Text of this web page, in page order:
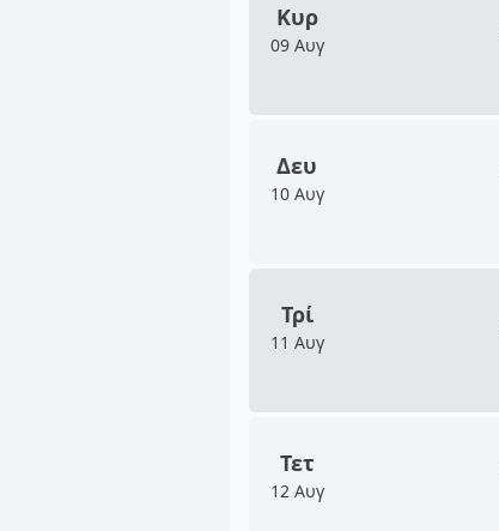
Κυρ
09 Αυγ
Δευ
10 Αυγ
Τρί
11 Αυγ
Τετ
12 Αυγ